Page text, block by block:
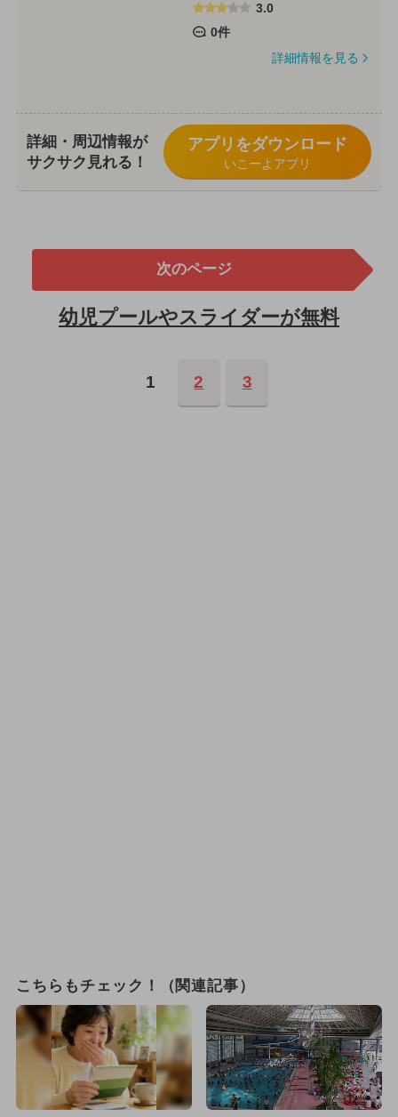
3.0
0件
詳細情報を見る
詳細・周辺情報が
サクサク見れる！
アプリをダウンロード
いこーよアプリ
次のページ
幼児プールやスライダーが無料
1 2 3
こちらもチェック！（関連記事）